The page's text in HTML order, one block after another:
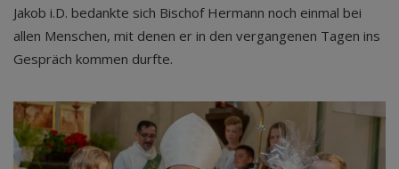
Jakob i.D. bedankte sich Bischof Hermann noch einmal bei
allen Menschen, mit denen er in den vergangenen Tagen ins
Gespräch kommen durfte.